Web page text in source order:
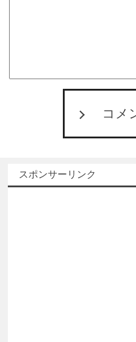
コメ
スポンサーリンク